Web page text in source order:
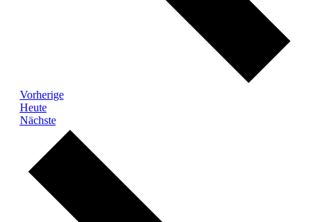
VorherigeVeranstaltungen
Heute
NächsteVeranstaltungen